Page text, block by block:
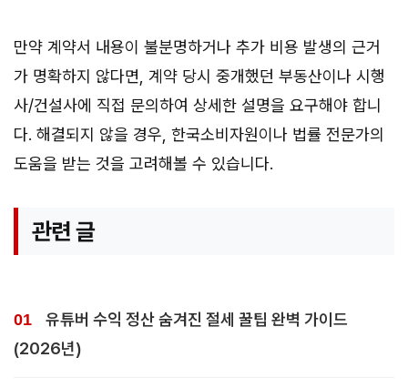
만약 계약서 내용이 불분명하거나 추가 비용 발생의 근거
가 명확하지 않다면, 계약 당시 중개했던 부동산이나 시행
사/건설사에 직접 문의하여 상세한 설명을 요구해야 합니
다. 해결되지 않을 경우, 한국소비자원이나 법률 전문가의
도움을 받는 것을 고려해볼 수 있습니다.
관련 글
유튜버 수익 정산 숨겨진 절세 꿀팁 완벽 가이드
(2026년)